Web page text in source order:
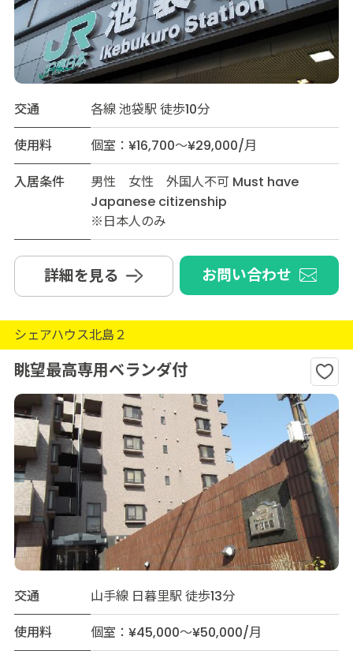
交通
各線 池袋駅 徒歩10分
使用料
個室：¥16,700～¥29,000/月
入居条件
男性 女性 外国人不可 Must have
Japanese citizenship
※日本人のみ
詳細を見る お問い合わせ
シェアハウス北島２
眺望最高専用ベランダ付
交通
山手線 日暮里駅 徒歩13分
使用料
個室：¥45,000～¥50,000/月